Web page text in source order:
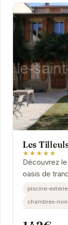
Les
★★★★★
Découvrez
oasis de
Georges-
piscine-
chambres-